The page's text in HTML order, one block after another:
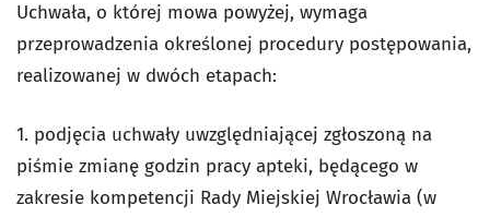
Uchwała, o której mowa powyżej, wymaga
przeprowadzenia określonej procedury postępowania,
realizowanej w dwóch etapach:
1. podjęcia uchwały uwzględniającej zgłoszoną na
piśmie zmianę godzin pracy apteki, będącego w
zakresie kompetencji Rady Miejskiej Wrocławia (w